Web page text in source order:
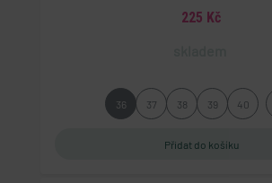
225 Kč
36 37 38 39 40